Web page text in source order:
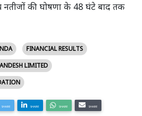
नतीजों की घोषणा के 48 घंटे बाद तक
FINANCIAL RESULTS
LIMITED
SHARE SHARE SHARE SHARE